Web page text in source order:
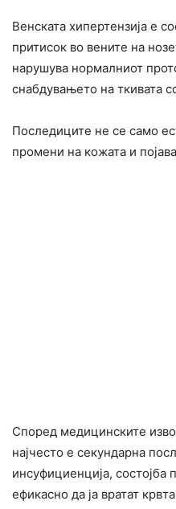
Венската хипертензија е
притисок во вените на
нарушува нормалниот
снабдувањето на ткивата
Последиците не се само
промени на кожата и
Според медицинските
најчесто е секундарна
инсуфициенција, состојба
ефикасно да ја вратат